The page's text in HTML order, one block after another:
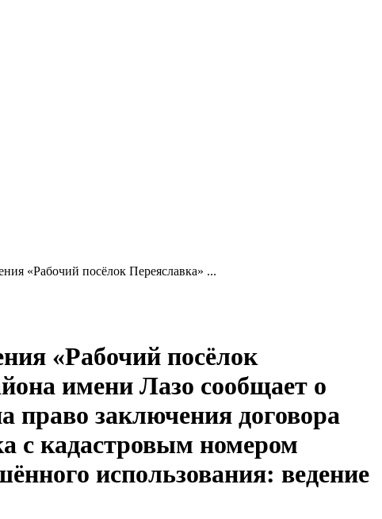
«Рабочий посёлок Переяславка» ...
«Рабочий посёлок
имени Лазо сообщает о
право заключения договора
с кадастровым номером
использования: ведение